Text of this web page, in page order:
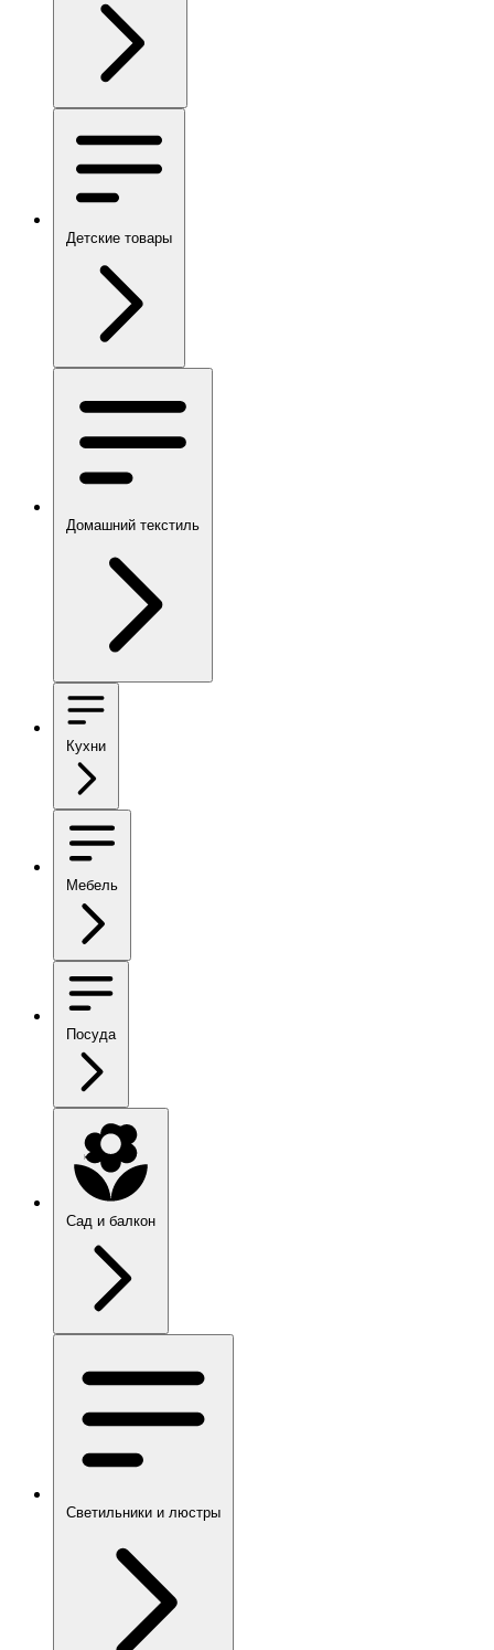
Детские товары
Домашний текстиль
Кухни
Мебель
Посуда
Сад и балкон
Светильники и люстры